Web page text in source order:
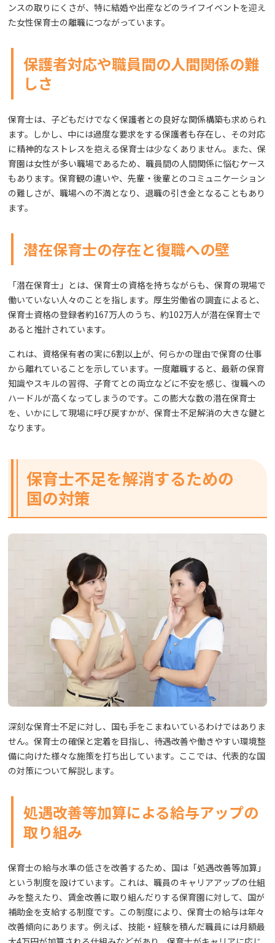
ンスの取りにくさが、特に結婚や出産などのライフイベントを迎え
た女性保育士の離職につながっています。
保護者対応や職員間の人間関係の難
しさ
保育士は、子どもだけでなく保護者との良好な関係構築も求められ
ます。しかし、中には過度な要求をする保護者も存在し、その対応
に精神的なストレスを抱える保育士は少なくありません。また、保
育園は女性が多い職場であるため、職員間の人間関係に悩むケース
もあります。保育観の違いや、先輩・後輩とのコミュニケーション
の難しさが、職場への不満となり、退職の引き金となることもあり
ます。
潜在保育士の存在と復職への壁
「潜在保育士」とは、保育士の資格を持ちながらも、保育の現場で
働いていない人々のことを指します。厚生労働省の調査によると、
保育士資格の登録者約167万人のうち、約102万人が潜在保育士で
あると推計されています。
これは、資格保有者の実に6割以上が、何らかの理由で保育の仕事
から離れていることを示しています。一度離職すると、最新の保育
知識やスキルの習得、子育てとの両立などに不安を感じ、復職への
ハードルが高くなってしまうのです。この膨大な数の潜在保育士
を、いかにして現場に呼び戻すかが、保育士不足解消の大きな鍵と
なります。
保育士不足を解消するための
国の対策
深刻な保育士不足に対し、国も手をこまねいているわけではありま
せん。保育士の確保と定着を目指し、待遇改善や働きやすい環境整
備に向けた様々な施策を打ち出しています。ここでは、代表的な国
の対策について解説します。
処遇改善等加算による給与アップの
取り組み
保育士の給与水準の低さを改善するため、国は「処遇改善等加算」
という制度を設けています。これは、職員のキャリアアップの仕組
みを整えたり、賃金改善に取り組んだりする保育園に対して、国が
補助金を支給する制度です。この制度により、保育士の給与は年々
改善傾向にあります。例えば、技能・経験を積んだ職員には月額最